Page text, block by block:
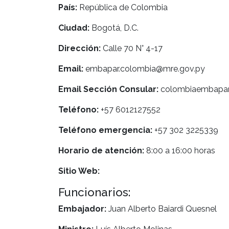
País: República de Colombia
Ciudad: Bogotá, D.C.
Dirección: Calle 70 N° 4-17
Email: embapar.colombia@mre.gov.py
Email Sección Consular:
Teléfono: +57 6012127552
Teléfono emergencia: +57 302 3225339
Horario de atención: 8:00 a 16:00 horas
Sitio Web:
Funcionarios:
Embajador: Juan Alberto Baiardi Quesnel